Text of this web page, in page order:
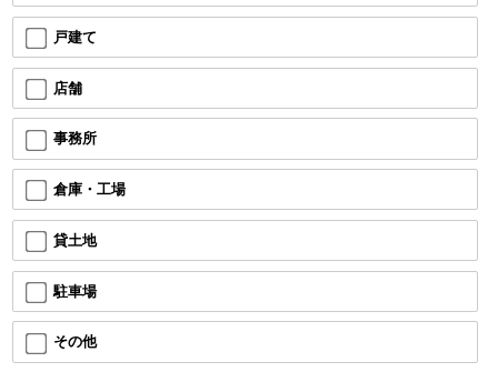
戸建て
店舗
事務所
倉庫・工場
貸土地
駐車場
その他